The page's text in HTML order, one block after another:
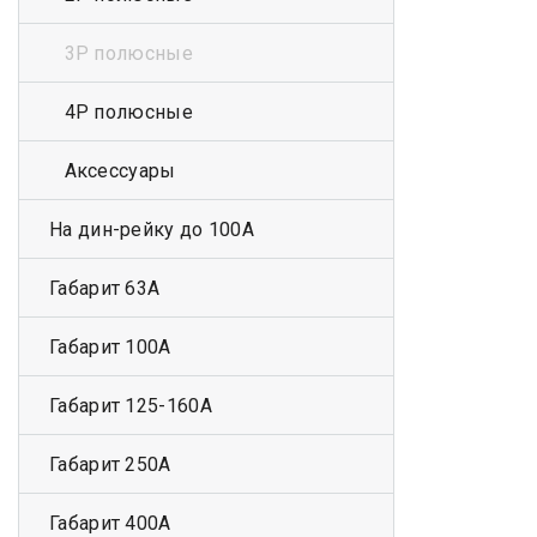
3Р полюсные
4Р полюсные
Аксессуары
На дин-рейку до 100А
Габарит 63А
Габарит 100А
Габарит 125-160А
Габарит 250А
Габарит 400А